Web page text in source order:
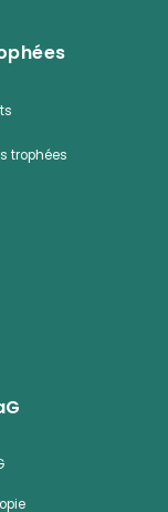
trophées